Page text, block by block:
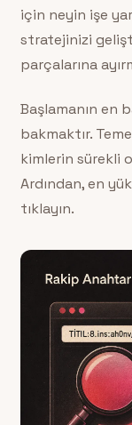
için neyin işe
stratejinizi
parçalarına
Başlamanın en
bakmaktır.
kimlerin sürekli
Ardından, en
tıklayın.